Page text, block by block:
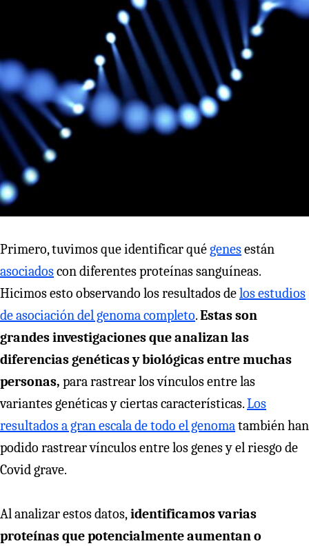
Primero, tuvimos que identificar quégenesestán
asociadoscon diferentes proteínas sanguíneas.
Hicimos esto observando los resultados delos estudios
de asociación del genoma completo.Estas son
grandes investigaciones que analizan las
diferencias genéticas y biológicas entre muchas
personas, para rastrear los vínculos entre las
variantes genéticas y ciertas características.Los
resultados a gran escala de todo el genoma también han
podido rastrear vínculos entre los genes y el riesgo de
Covid grave.
Al analizar estos datos, identificamos varias
proteínas que potencialmente aumentan o